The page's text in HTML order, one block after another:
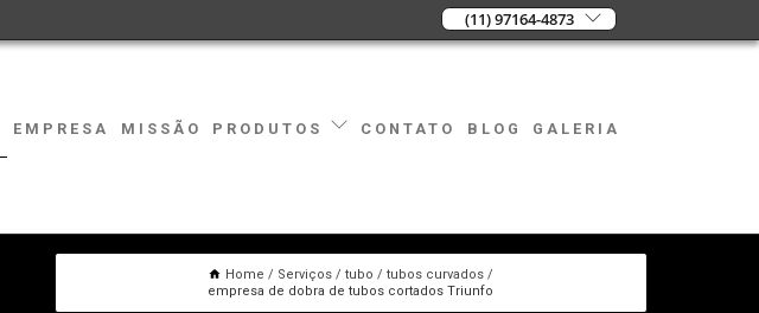
(11) 97164-4873
EMPRESA MISSÃO PRODUTOS CONTATO BLOG GALERIA
Home Serviços tubo
tubos curvados
empresa de dobra de tubos cortados Triunfo